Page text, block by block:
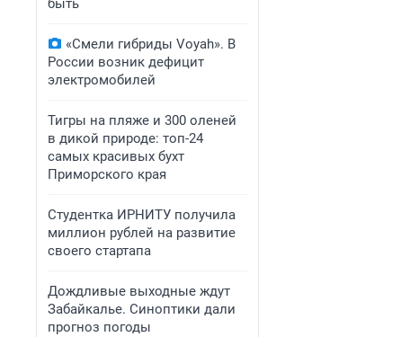
быть
«Смели гибриды Voyah». В
России возник дефицит
электромобилей
Тигры на пляже и 300 оленей
в дикой природе: топ-24
самых красивых бухт
Приморского края
Студентка ИРНИТУ получила
миллион рублей на развитие
своего стартапа
Дождливые выходные ждут
Забайкалье. Синоптики дали
прогноз погоды